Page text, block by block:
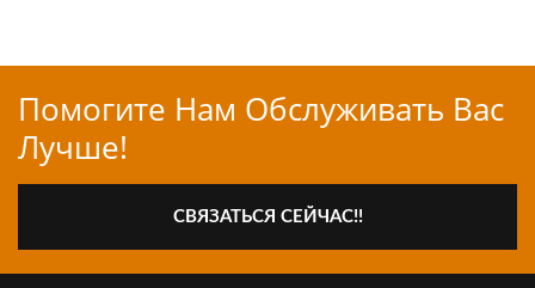
Помогите Нам Обслуживать Вас
Лучше!
СВЯЗАТЬСЯ СЕЙЧАС!!